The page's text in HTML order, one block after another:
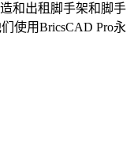
和出租脚手架和脚手
使用BricsCAD Pro永